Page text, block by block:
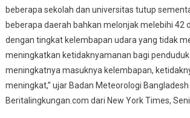
beberapa sekolah dan universitas tutup
beberapa daerah bahkan melonjak melebihi 42
dengan tingkat kelembapan udara yang tidak
meningkatkan ketidaknyamanan bagi
meningkatnya masuknya kelembapan,
meningkat,” ujar Badan Meteorologi
Beritalingkungan.com dari New York Times,